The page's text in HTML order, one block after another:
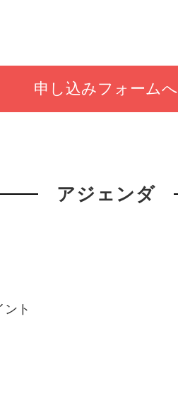
申し込みフォームへ
アジェンダ
ト